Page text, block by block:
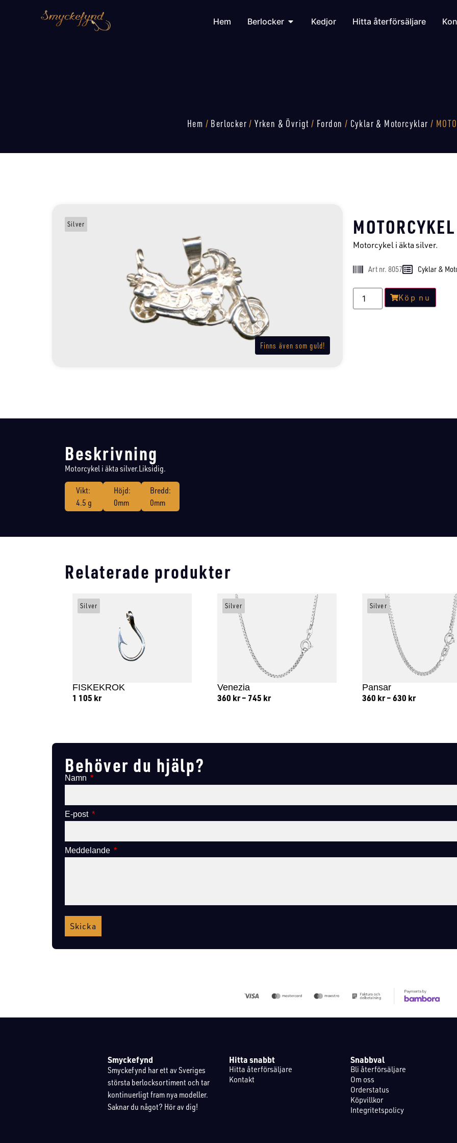
Hem Berlocker Kedjor Hitta återförsäljare
Hem / Berlocker /Yrken & Övrigt / Fordon / Cyklar & Motorcyklar /
Finns även som guld!
Silver
Motorcykel i äkta silver.
Art nr. 8057 Cyklar &
Köp nu
Beskrivning
Motorcykel i äkta silver.Liksidig.
Vikt:
4.5 g
Höjd:
0mm
Bredd:
0mm
Relaterade produkter
FISKEKROK
1 105 kr
Silver
Venezia
360 kr –745 kr
Silver
Pansar
360 kr –630 kr
Silver
Behöver du hjälp?
Namn
E-post
Meddelande
Skicka
Smyckefynd
Smyckefynd har ett av Sveriges
största berlocksortiment och tar
kontinuerligt fram nya modeller.
Saknar du något? Hör av dig!
Hitta snabbt
Hitta återförsäljare
Kontakt
Snabbval
Bli återförsäljare
Om oss
Orderstatus
Köpvillkor
Integritetspolicy